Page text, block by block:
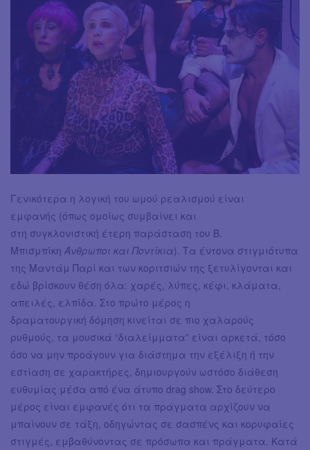
Γενικότερα η λογική του ωμού ρεαλισμού είναι
εμφανής (όπως ομοίως συμβαίνει και
στη συγκλονιστική έτερη παράσταση του Β.
Μπισμπίκη Άνθρωποι και Ποντίκια). Τα έντονα στιγμιότυπα
της Μαντάμ Παρί και των κοριτσιών της ξετυλίγονται και
εδώ βρίσκουν θέση όλα: χαρές, λύπες, κέφι, κλάματα,
απειλές, ελπίδα. Στο πρώτο μέρος η
δραματουργική δόμηση κινείται σε πιο χαλαρούς
ρυθμούς, τα μουσικά “διαλείμματα” είναι αρκετά, τόσο
όσο να μην προάγουν για διάστημα την εξέλιξη ή την
εστίαση σε χαρακτήρες, δημιουργούν ωστόσο διάθεση
ευθυμίας μέσα από ένα άτυπο drag show. Στο δεύτερο
μέρος είναι εμφανές ότι τα πράγματα αρχίζουν να
μπαίνουν σε τάξη, οδηγώντας σε σασπένς και κορυφαίες
στιγμές, εμβαθύνοντας σε πρόσωπα και πράγματα. Κατά